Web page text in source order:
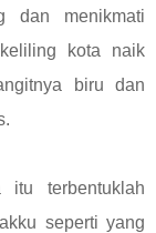
dan menikmati
kota naik
biru dan
itu terbentuklah
seperti yang